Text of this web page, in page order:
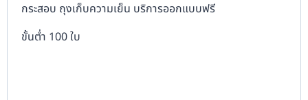
กระสอบ ถุงเก็บความเย็น บริการออกแบบฟรี
ขั้นต่ำ 100 ใบ